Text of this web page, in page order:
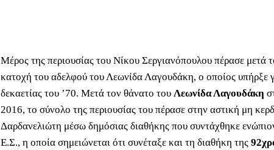
Μέρος της περιουσίας του Νίκου Σεργιανόπουλου πέρασε μετά
κατοχή του αδελφού του Λεωνίδα Λαγουδάκη, ο οποίος υπήρξε
δεκαετίας του ’70. Μετά τον θάνατο του Λεωνίδα Λαγουδάκη
2016, το σύνολο της περιουσίας του πέρασε στην αστική μη
Δαρδανελιώτη μέσω δημόσιας διαθήκης που συντάχθηκε
Ε.Σ., η οποία σημειώνεται ότι συνέταξε και τη διαθήκη της